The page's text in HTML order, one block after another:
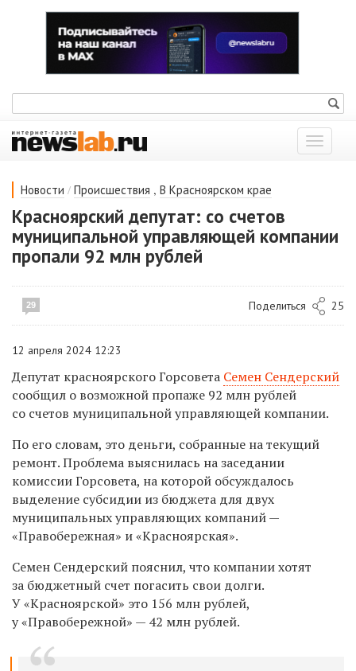
Показать
меню
Новости / Происшествия , В Красноярском крае
Красноярский депутат: со счетов
муниципальной управляющей компании
пропали 92 млн рублей
29 Поделиться 25
12 апреля 2024 12:23
Депутат красноярского Горсовета Семен Сендерский
сообщил о возможной пропаже 92 млн рублей
со счетов муниципальной управляющей компании.
По его словам, это деньги, собранные на текущий
ремонт. Проблема выяснилась на заседании
комиссии Горсовета, на которой обсуждалось
выделение субсидии из бюджета для двух
муниципальных управляющих компаний —
«Правобережная» и «Красноярская».
Семен Сендерский пояснил, что компании хотят
за бюджетный счет погасить свои долги.
У «Красноярской» это 156 млн рублей,
у «Правобережной» — 42 млн рублей.